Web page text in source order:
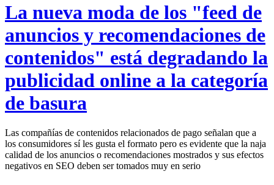
La nueva moda de los "feed de
anuncios y recomendaciones de
contenidos" está degradando la
publicidad online a la categoría
de basura
Las compañías de contenidos relacionados de pago señalan que a
los consumidores sí les gusta el formato pero es evidente que la naja
calidad de los anuncios o recomendaciones mostrados y sus efectos
negativos en SEO deben ser tomados muy en serio